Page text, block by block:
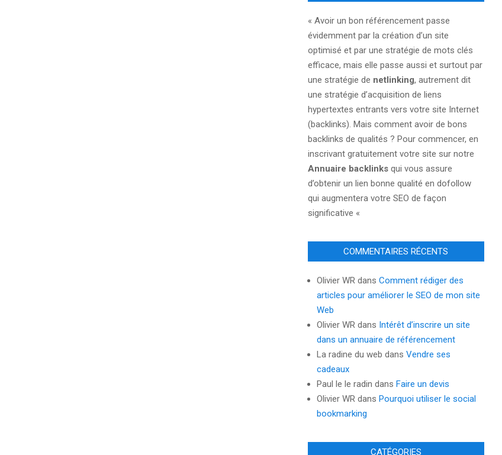
« Avoir un bon référencement passe
évidemment par la création d’un site
optimisé et par une stratégie de mots clés
efficace, mais elle passe aussi et surtout par
une stratégie de netlinking, autrement dit
une stratégie d’acquisition de liens
hypertextes entrants vers votre site Internet
(backlinks). Mais comment avoir de bons
backlinks de qualités ? Pour commencer, en
inscrivant gratuitement votre site sur notre
Annuaire backlinks qui vous assure
d’obtenir un lien bonne qualité en dofollow
qui augmentera votre SEO de façon
significative «
COMMENTAIRES RÉCENTS
Olivier WRdans Comment rédiger des
articles pour améliorer le SEO de mon site
Web
Olivier WRdans Intérêt d’inscrire un site
dans un annuaire de référencement
La radine du web dans Vendre ses
cadeaux
Paul le le radin dans Faire un devis
Olivier WRdans Pourquoi utiliser le social
bookmarking
CATÉGORIES